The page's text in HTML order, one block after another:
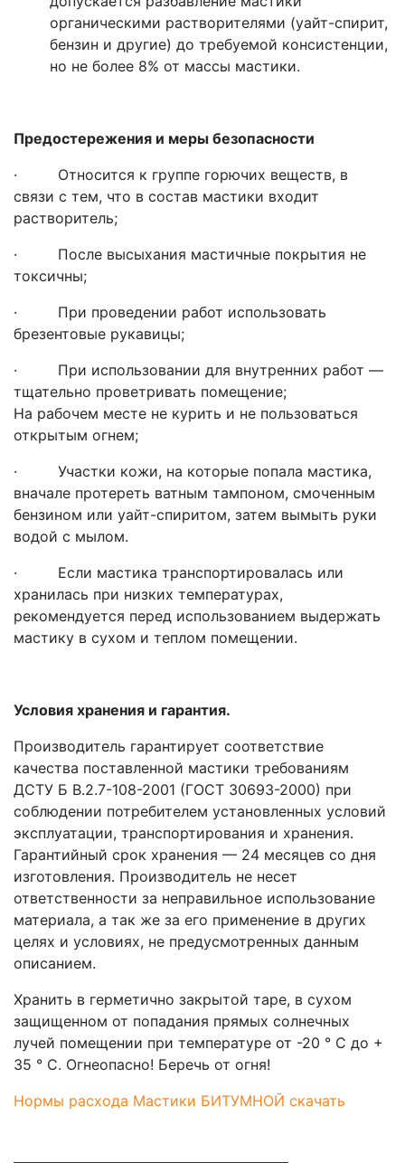
органическими растворителями (уайт-спирит,
бензин и другие) до требуемой консистенции,
но не более 8% от массы мастики.
Предостережения и меры безопасности
· Относится к группе горючих веществ, в
связи с тем, что в состав мастики входит
растворитель;
· После высыхания мастичные покрытия не
токсичны;
· При проведении работ использовать
брезентовые рукавицы;
· При использовании для внутренних работ —
тщательно проветривать помещение;
На рабочем месте не курить и не пользоваться
открытым огнем;
· Участки кожи, на которые попала мастика,
вначале протереть ватным тампоном, смоченным
бензином или уайт-спиритом, затем вымыть руки
водой с мылом.
· Если мастика транспортировалась или
хранилась при низких температурах,
рекомендуется перед использованием выдержать
мастику в сухом и теплом помещении.
Условия хранения и гарантия.
Производитель гарантирует соответствие
качества поставленной мастики требованиям
ДСТУ Б В.2.7-108-2001 (ГОСТ 30693-2000) при
соблюдении потребителем установленных условий
эксплуатации, транспортирования и хранения.
Гарантийный срок хранения — 24 месяцев со дня
изготовления. Производитель не несет
ответственности за неправильное использование
материала, а так же за его применение в других
целях и условиях, не предусмотренных данным
описанием.
Хранить в герметично закрытой таре, в сухом
защищенном от попадания прямых солнечных
лучей помещении при температуре от -20 ° C до +
35 ° C. Огнеопасно! Беречь от огня!
Нормы расхода Мастики БИТУМНОЙ скачать